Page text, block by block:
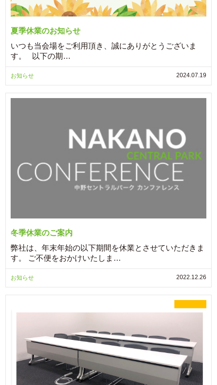
夏季休業のお知らせ
いつも当会場をご利用頂き、誠にありがとうございま
す。 以下の期…
お知らせ 2024.07.19
冬季休業のご案内
弊社は、年末年始の以下期間を休業とさせていただきま
す。 ご不便をおかけいたしま…
お知らせ 2022.12.26